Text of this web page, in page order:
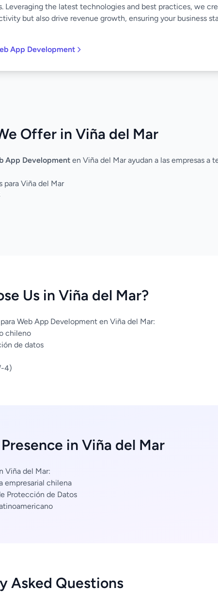
Leveraging the latest technologies and best practices, we
but also drive revenue growth, ensuring your business
App Development
Offer in Viña del Mar
App Development en Viña del Mar ayudan a las empresas
para Viña del Mar
Us in Viña del Mar?
Web App Development en Viña del Mar:
chileno
de datos
4)
in Viña del Mar
Viña del Mar:
empresarial chilena
Protección de Datos
Asked Questions